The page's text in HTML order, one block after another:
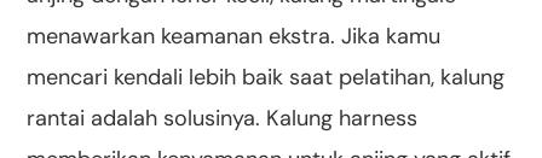
menawarkan keamanan ekstra. Jika kamu
mencari kendali lebih baik saat pelatihan, kalung
rantai adalah solusinya. Kalung harness